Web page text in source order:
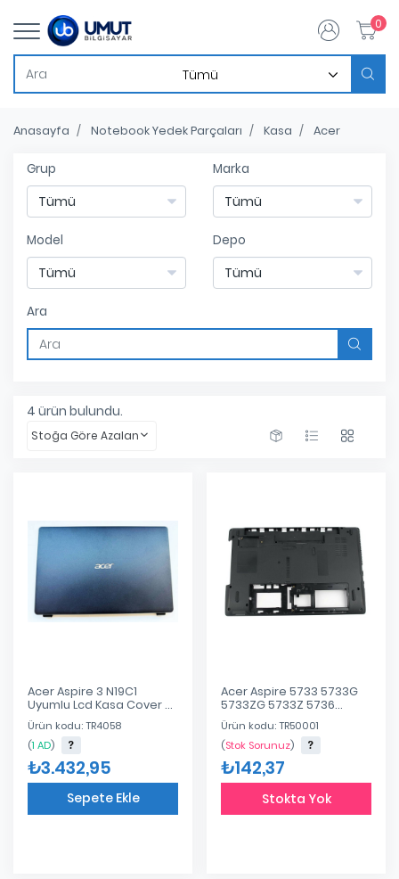
0
Anasayfa Notebook Yedek Parçaları Kasa Acer
Grup Marka
Model Depo
Ara
4 ürün bulundu.
Stoğa Göre Azalan
Acer Aspire 3 N19C1
Uyumlu Lcd Kasa Cover +
Bezel Takım
Ürün kodu: TR4058
(1 AD)
₺3.432,95
Sepete Ekle
Acer Aspire 5733 5733G
5733ZG 5733Z 5736
5736G 5736ZG 5736Z
5336 5336G 5336ZG
5336Z Alt Kasa D Kasa
Ürün kodu: TR50001
(Stok Sorunuz)
₺142,37
Stokta Yok